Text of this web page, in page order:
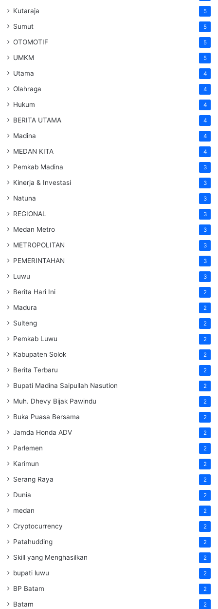
Kutaraja 5
Sumut 5
OTOMOTIF 5
UMKM 5
Utama 4
Olahraga 4
Hukum 4
BERITA UTAMA 4
Madina 4
MEDAN KITA 4
Pemkab Madina 3
Kinerja & Investasi 3
Natuna 3
REGIONAL 3
Medan Metro 3
METROPOLITAN 3
PEMERINTAHAN 3
Luwu 3
Berita Hari Ini 2
Madura 2
Sulteng 2
Pemkab Luwu 2
Kabupaten Solok 2
Berita Terbaru 2
Bupati Madina Saipullah Nasution 2
Muh. Dhevy Bijak Pawindu 2
Buka Puasa Bersama 2
Jamda Honda ADV 2
Parlemen 2
Karimun 2
Serang Raya 2
Dunia 2
medan 2
Cryptocurrency 2
Patahudding 2
Skill yang Menghasilkan 2
bupati luwu 2
BP Batam 2
Batam 2